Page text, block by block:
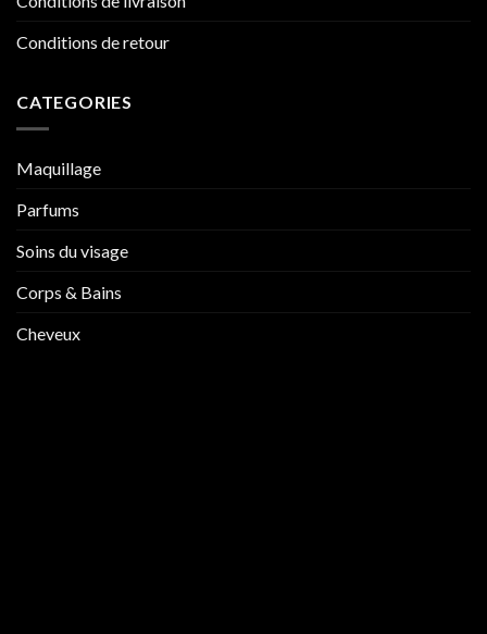
Conditions de retour
CATEGORIES
Maquillage
Parfums
Soins du visage
Corps & Bains
Cheveux